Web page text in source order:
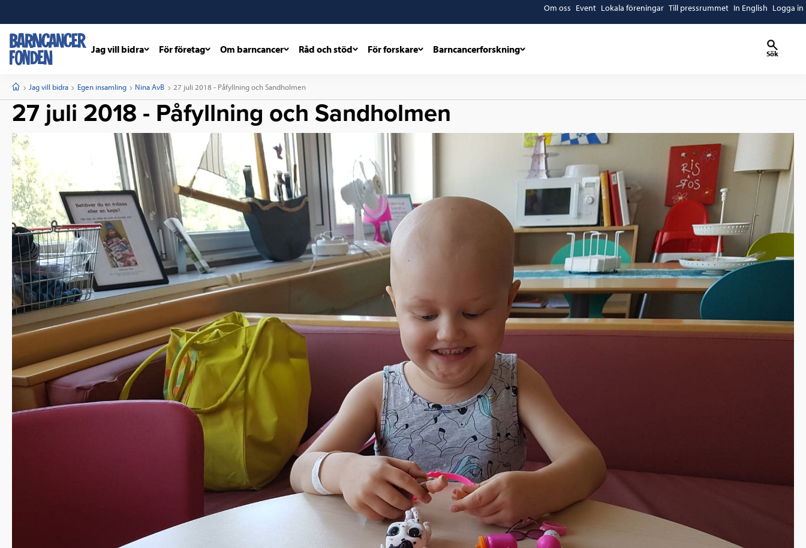
Om oss Event Lokala föreningar Till pressrummet In English Logga in
Jag vill bidra För företag Om barncancer Råd och stöd För forskare Barncancerforskning Sök
StartJag vill bidra Egen insamling Nina AvB Current:
27 juli 2018 - Påfyllning och Sandholmen
27 juli 2018 - Påfyllning och Sandholmen